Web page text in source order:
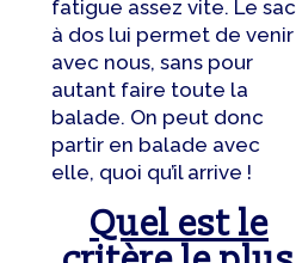
fatigue assez vite. Le sac
à dos lui permet de venir
avec nous, sans pour
autant faire toute la
balade. On peut donc
partir en balade avec
elle, quoi qu’il arrive !
Quel est le